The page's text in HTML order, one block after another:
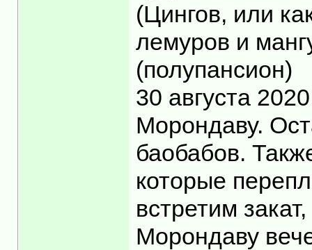
(Цингов, или
лемуров и
(полупансион)
30 августа
Морондаву.
баобабов.
которые
встретим
Морондаву